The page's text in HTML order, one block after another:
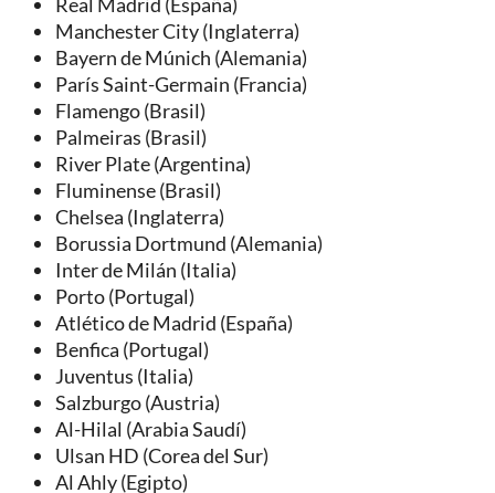
Manchester City (Inglaterra)
Bayern de Múnich (Alemania)
París Saint-Germain (Francia)
Flamengo (Brasil)
Palmeiras (Brasil)
River Plate (Argentina)
Fluminense (Brasil)
Chelsea (Inglaterra)
Borussia Dortmund (Alemania)
Inter de Milán (Italia)
Porto (Portugal)
Atlético de Madrid (España)
Benfica (Portugal)
Juventus (Italia)
Salzburgo (Austria)
Al-Hilal (Arabia Saudí)
Ulsan HD (Corea del Sur)
Al Ahly (Egipto)